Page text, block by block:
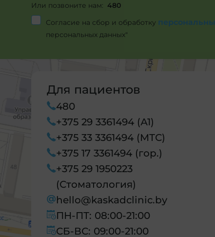
Или позвоните нам: 480
Согласие на сбор и обработку
персональных данных"
Для пациентов
480
+375 29 3361494 (А1)
+375 33 3361494 (МТС)
+375 17 3361494 (гор.)
+375 29 1950223
(Стоматология)
hello@kaskadclinic.by
ПН-ПТ: 08:00-21:00
СБ-ВС: 09:00-21:00